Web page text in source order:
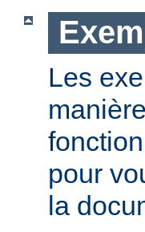
Les
pour
la